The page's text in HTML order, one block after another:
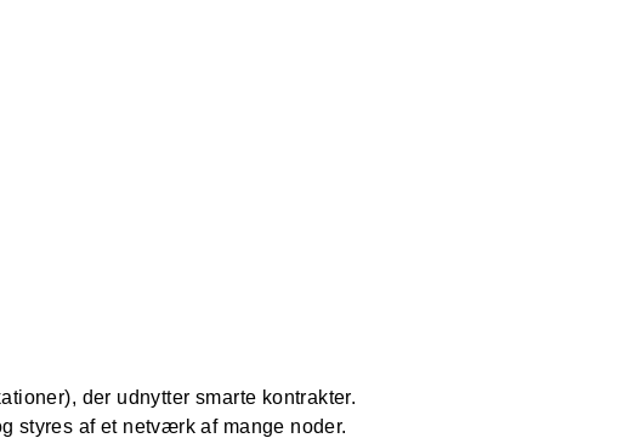
der udnytter smarte kontrakter.
styres af et netværk af mange noder.